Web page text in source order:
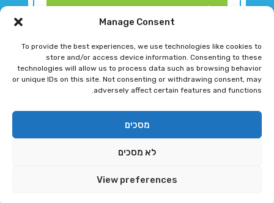
Manage Consent
To provide the best experiences, we use technologies like cookies to
store and/or access device information. Consenting to these
technologies will allow us to process data such as browsing behavior
or unique IDs on this site. Not consenting or withdrawing consent, may
adversely affect certain features and functions.
מסכים
לא מסכים
View preferences